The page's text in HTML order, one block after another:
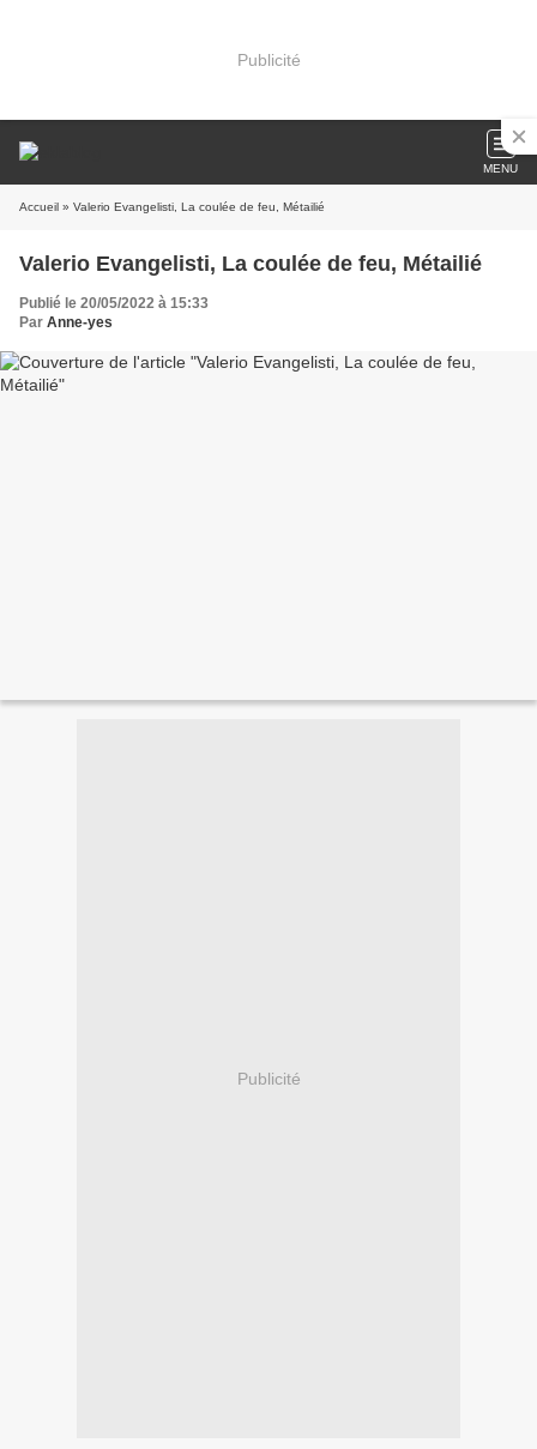
Publicité
MENU
Accueil » Valerio Evangelisti, La coulée de feu, Métailié
Valerio Evangelisti, La coulée de feu, Métailié
Publié le 20/05/2022 à 15:33
Par Anne-yes
Publicité